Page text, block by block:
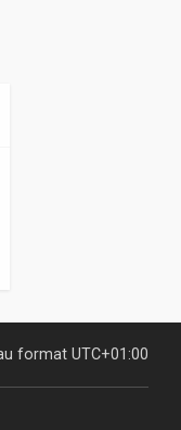
format UTC+01:00